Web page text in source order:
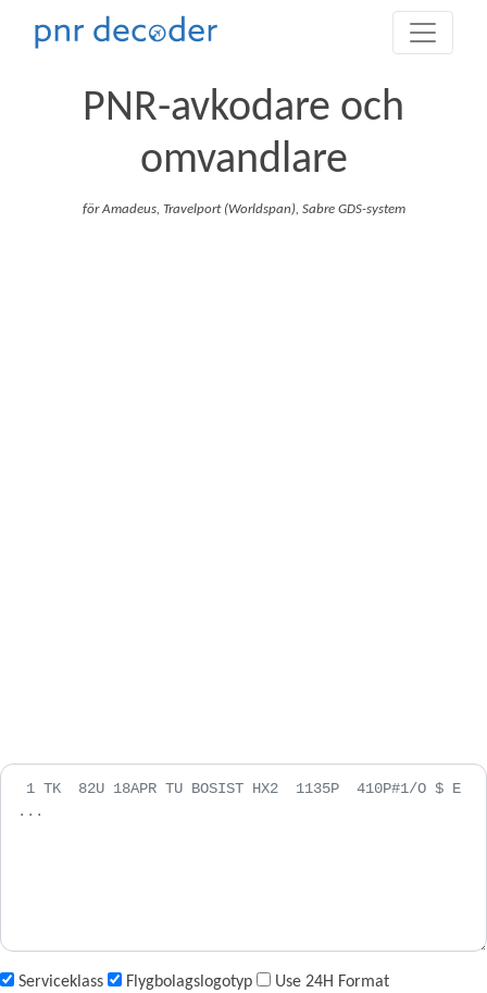
PNR-avkodare och
omvandlare
för Amadeus, Travelport (Worldspan), Sabre GDS-system
Serviceklass Flygbolagslogotyp Use 24H Format